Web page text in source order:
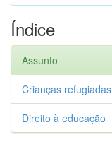
Índice
Assunto
Crianças refugiadas
Direito à educação